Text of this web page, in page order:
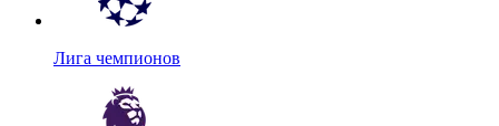
Лига чемпионов